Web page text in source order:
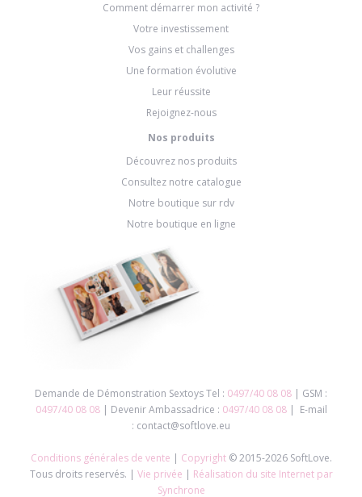
Comment démarrer mon activité ?
Votre investissement
Vos gains et challenges
Une formation évolutive
Leur réussite
Rejoignez-nous
Nos produits
Découvrez nos produits
Consultez notre catalogue
Notre boutique sur rdv
Notre boutique en ligne
Demande de Démonstration Sextoys Tel : 0497/40 08 08 | GSM :
0497/40 08 08| Devenir Ambassadrice : 0497/40 08 08| E-mail
: contact@softlove.eu
Conditions générales de vente | Copyright© 2015-2026 SoftLove.
Tous droits reservés. | Vie privée | Réalisation du site Internet par
Synchrone